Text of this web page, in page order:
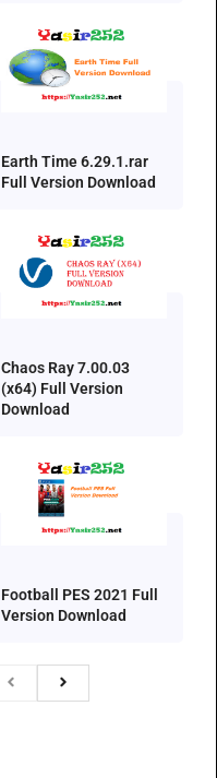
Earth Time 6.29.1.rar
Full Version Download
Chaos Ray 7.00.03
(x64) Full Version
Download
Football PES 2021 Full
Version Download